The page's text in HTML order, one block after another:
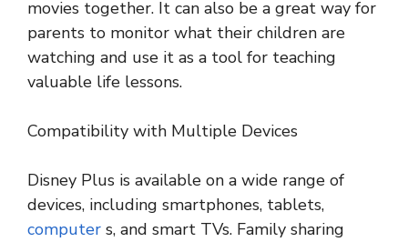
movies together. It can also be a great way for
parents to monitor what their children are
watching and use it as a tool for teaching
valuable life lessons.
Compatibility with Multiple Devices
Disney Plus is available on a wide range of
devices, including smartphones, tablets,
computer s, and smart TVs. Family sharing